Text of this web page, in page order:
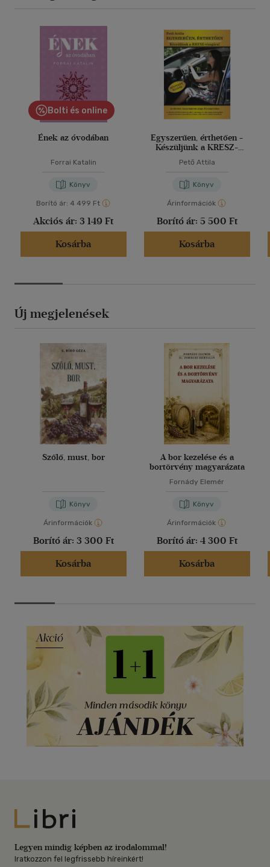
Bolti és online
Ének az óvodában
Forrai Katalin
Könyv
Borító ár: 4 499 Ft
Akciós ár: 3 149 Ft
Kosárba
Egyszerűen, érthetően -
Készüljünk a KRESZ-
vizsgára!
Pető Attila
Könyv
Árinformációk
Borító ár: 5 500 Ft
Kosárba
Új megjelenések
Szőlő, must, bor
Könyv
Árinformációk
Borító ár: 3 300 Ft
Kosárba
A bor kezelése és a
bortörvény magyarázata
Fornády Elemér
Könyv
Árinformációk
Borító ár: 4 300 Ft
Kosárba
Libri
Legyen mindig képben az irodalommal!
Iratkozzon fel legfrissebb híreinkért!